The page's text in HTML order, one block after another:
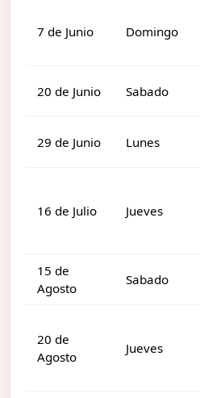
7 de Junio Domingo
20 de Junio Sabado
29 de Junio Lunes
16 de Julio Jueves
15 de
Agosto
Sabado
20 de
Agosto
Jueves